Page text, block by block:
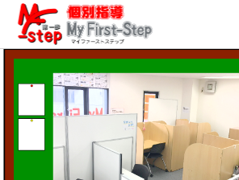
個別指導学習塾MyFirst-Step(マイファーストステップ)
最寄駅：三ノ輪 南千住 入谷
地区：荒川区（東日暮里 荒川 南千住など） 台東区（三ノ輪
個別指導MyFirst-Step（マイファース